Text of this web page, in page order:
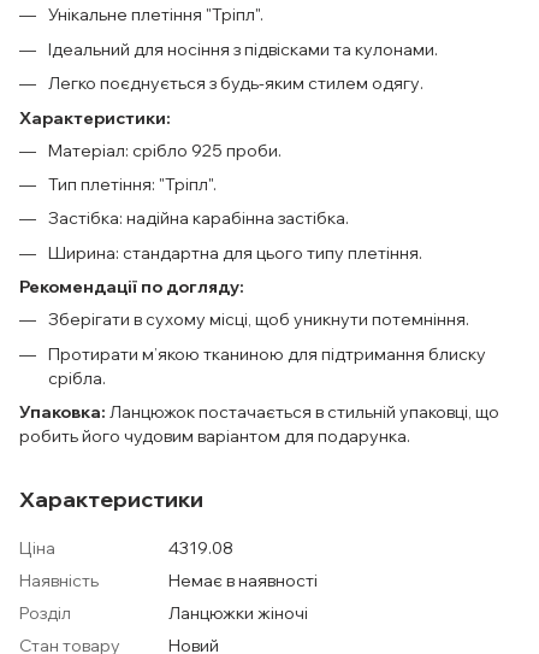
Унікальне плетіння "Тріпл".
Ідеальний для носіння з підвісками та кулонами.
Легко поєднується з будь-яким стилем одягу.
Характеристики:
Матеріал: срібло 925 проби.
Тип плетіння: "Тріпл".
Застібка: надійна карабінна застібка.
Ширина: стандартна для цього типу плетіння.
Рекомендації по догляду:
Зберігати в сухому місці, щоб уникнути потемніння.
Протирати м’якою тканиною для підтримання блиску
срібла.
Упаковка: Ланцюжок постачається в стильній упаковці, що
робить його чудовим варіантом для подарунка.
Характеристики
Ціна
4319.08
Наявність
Немає в наявності
Розділ
Ланцюжки жіночі
Стан товару
Новий